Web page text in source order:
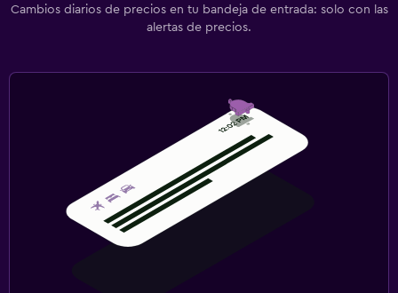
Cambios diarios de precios en tu bandeja de entrada: solo con las
alertas de precios.